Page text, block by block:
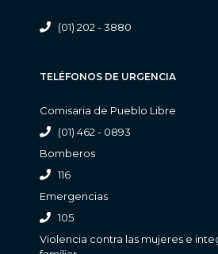
(01) 202 - 3880
TELÉFONOS DE URGENCIA
Comisaria de Pueblo Libre
(01) 462 - 0893
Bomberos
116
Emergencias
105
Violencia contra las mujeres e